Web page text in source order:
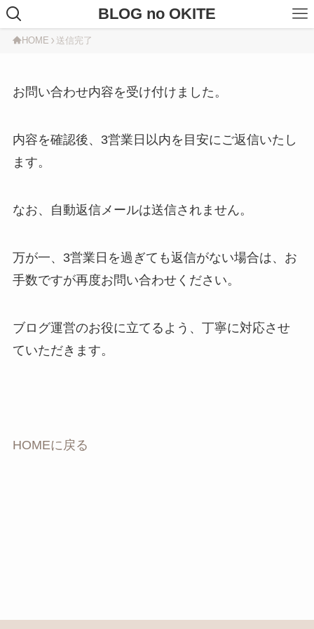
BLOG no OKITE
HOME 送信完了
お問い合わせ内容を受け付けました。
内容を確認後、3営業日以内を目安にご返信いたし
ます。
なお、自動返信メールは送信されません。
万が一、3営業日を過ぎても返信がない場合は、お
手数ですが再度お問い合わせください。
ブログ運営のお役に立てるよう、丁寧に対応させ
ていただきます。
HOMEに戻る